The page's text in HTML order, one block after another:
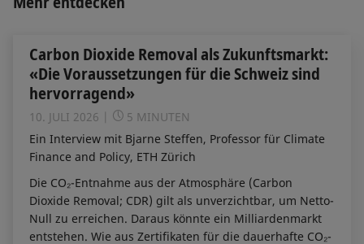
Carbon Dioxide Removal als Zukunftsmarkt:
«Die Voraussetzungen für die Schweiz sind
hervorragend»
10. JULI 2026
5 MINUTEN
Ein Interview mit Bjarne Steffen, Professor für Climate
Finance and Policy, ETH Zürich
Die CO₂-Entnahme aus der Atmosphäre (Carbon
Dioxide Removal; CDR) gilt als unverzichtbar, um Netto-
Null zu erreichen. Daraus könnte ein Milliardenmarkt
entstehen. Wie aus Zertifikaten für die dauerhafte CO₂-